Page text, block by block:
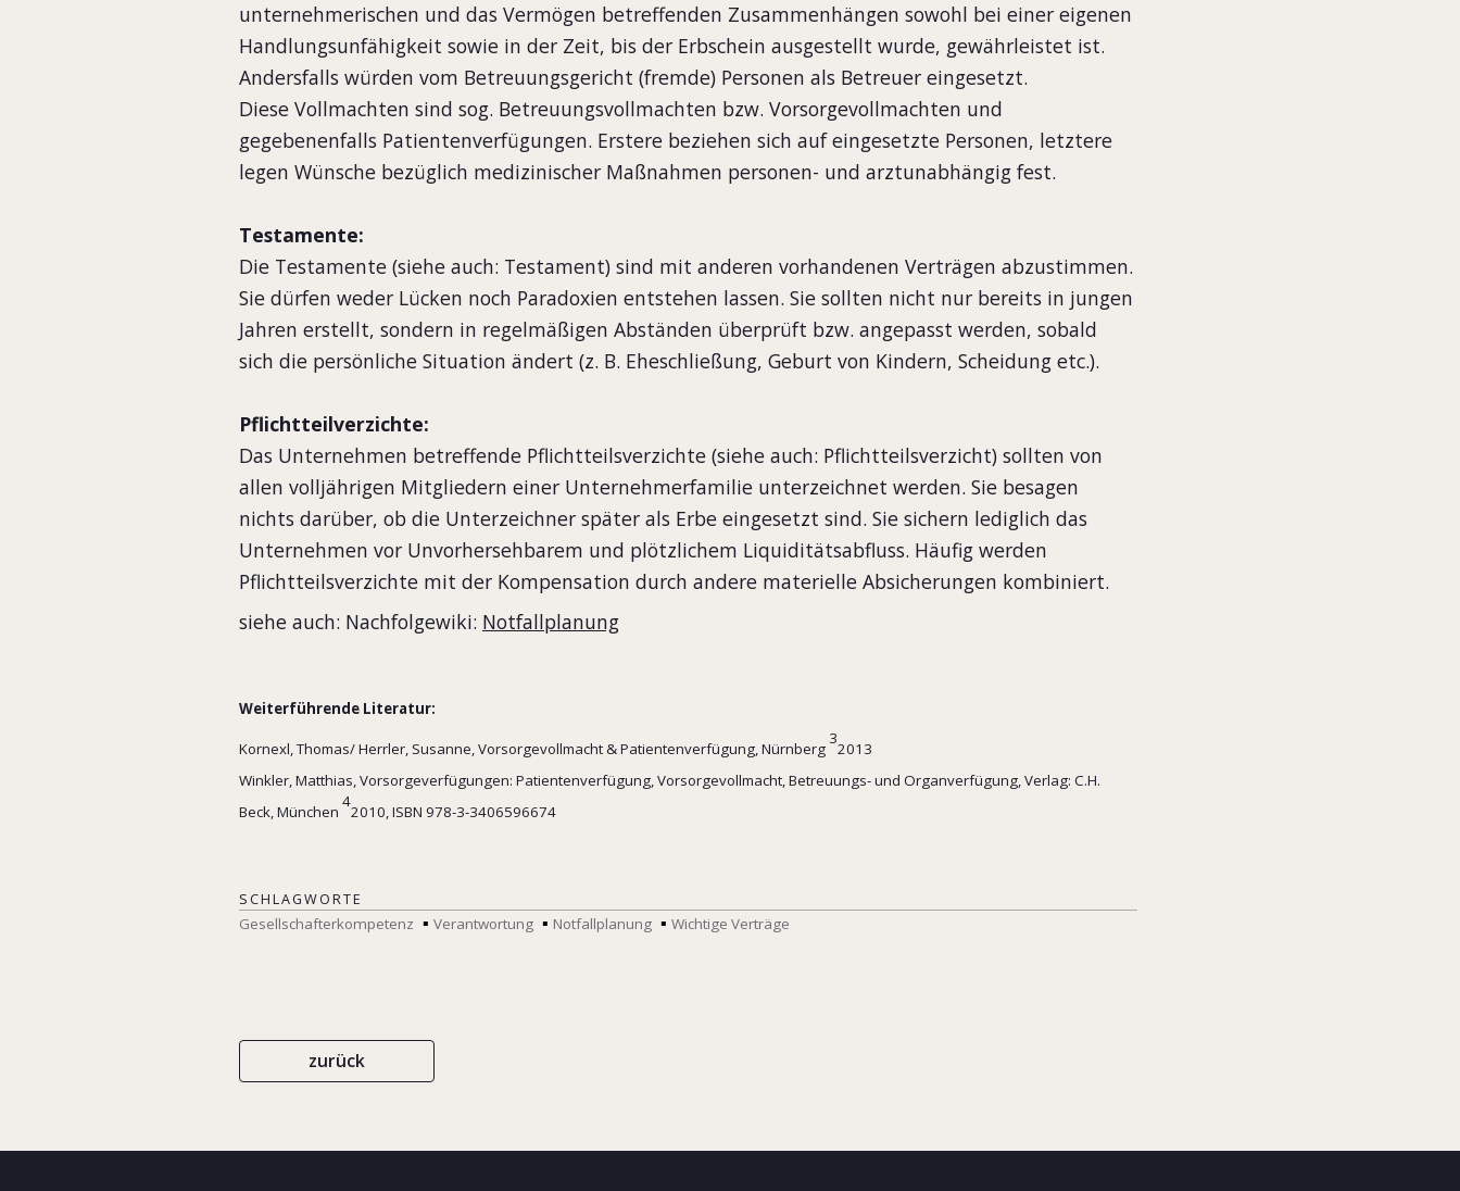
unternehmerischen und das Vermögen betreffenden Zusammenhängen sowohl bei einer eigenen
Handlungsunfähigkeit sowie in der Zeit, bis der Erbschein ausgestellt wurde, gewährleistet ist.
Andersfalls würden vom Betreuungsgericht (fremde) Personen als Betreuer eingesetzt.
Diese Vollmachten sind sog. Betreuungsvollmachten bzw. Vorsorgevollmachten und
gegebenenfalls Patientenverfügungen. Erstere beziehen sich auf eingesetzte Personen, letztere
legen Wünsche bezüglich medizinischer Maßnahmen personen- und arztunabhängig fest.
Testamente:
Die Testamente (siehe auch: Testament) sind mit anderen vorhandenen Verträgen abzustimmen.
Sie dürfen weder Lücken noch Paradoxien entstehen lassen. Sie sollten nicht nur bereits in jungen
Jahren erstellt, sondern in regelmäßigen Abständen überprüft bzw. angepasst werden, sobald
sich die persönliche Situation ändert (z. B. Eheschließung, Geburt von Kindern, Scheidung etc.).
Pflichtteilverzichte:
Das Unternehmen betreffende Pflichtteilsverzichte (siehe auch: Pflichtteilsverzicht) sollten von
allen volljährigen Mitgliedern einer Unternehmerfamilie unterzeichnet werden. Sie besagen
nichts darüber, ob die Unterzeichner später als Erbe eingesetzt sind. Sie sichern lediglich das
Unternehmen vor Unvorhersehbarem und plötzlichem Liquiditätsabfluss. Häufig werden
Pflichtteilsverzichte mit der Kompensation durch andere materielle Absicherungen kombiniert.
siehe auch: Nachfolgewiki: Notfallplanung
Weiterführende Literatur:
Kornexl, Thomas/ Herrler, Susanne, Vorsorgevollmacht & Patientenverfügung, Nürnberg
3
2013
Winkler, Matthias, Vorsorgeverfügungen: Patientenverfügung, Vorsorgevollmacht, Betreuungs- und Organverfügung, Verlag: C.H.
Beck, München
4
2010, ISBN 978-3-3406596674
SCHLAGWORTE
Gesellschafterkompetenz Verantwortung Notfallplanung Wichtige Verträge
zurück